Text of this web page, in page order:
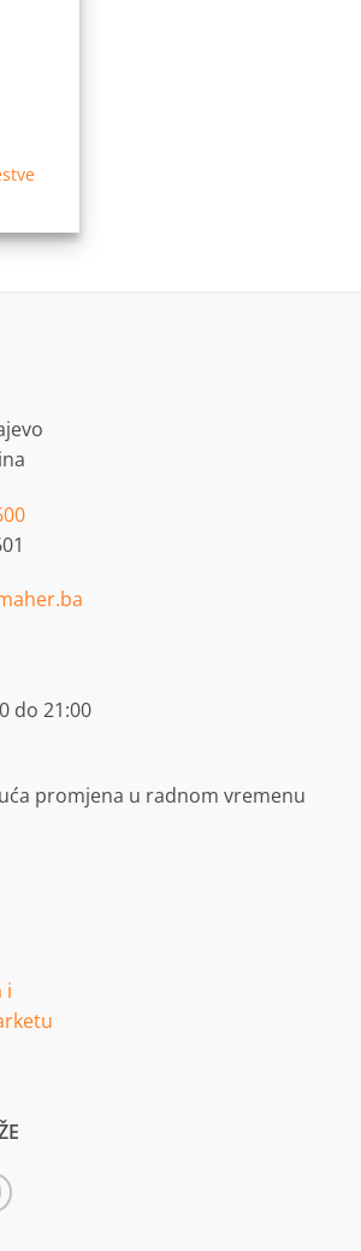
do 21:00
promjena u radnom vremenu
i